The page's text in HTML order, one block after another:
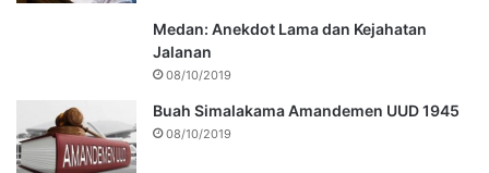
Medan: Anekdot Lama dan Kejahatan
Jalanan
08/10/2019
Buah Simalakama Amandemen UUD 1945
08/10/2019